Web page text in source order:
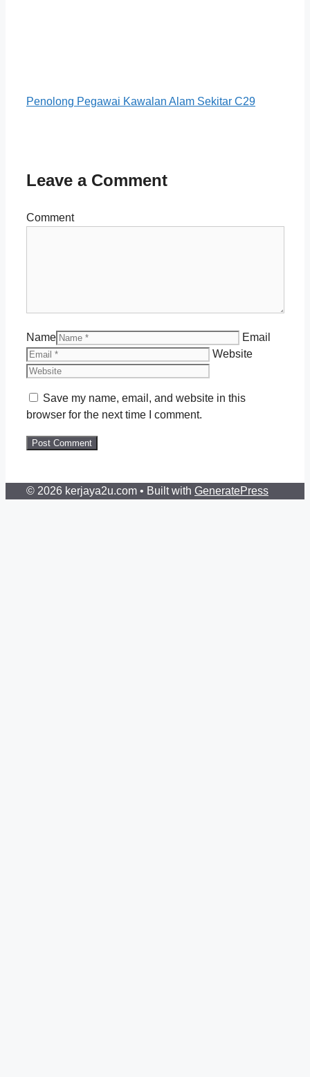
Penolong Pegawai Kawalan Alam Sekitar C29
Leave a Comment
Comment
Name
Email
Website
Save my name, email, and website in this
browser for the next time I comment.
© 2026 kerjaya2u.com • Built with GeneratePress